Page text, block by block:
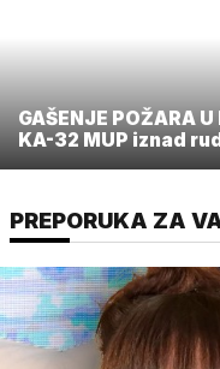
GAŠENJE POŽARA
KA-32 MUP iznad
PREPORUKA ZA